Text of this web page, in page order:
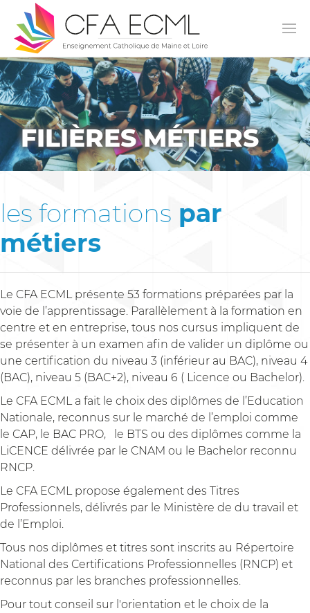
FILIÈRES MÉTIERS
les formations par
métiers
Le CFA ECML présente 53 formations préparées par la
voie de l’apprentissage. Parallèlement à la formation en
centre et en entreprise, tous nos cursus impliquent de
se présenter à un examen afin de valider un diplôme ou
une certification du niveau 3 (inférieur au BAC), niveau 4
(BAC), niveau 5 (BAC+2), niveau 6 ( Licence ou Bachelor).
Le CFA ECML a fait le choix des diplômes de l’Education
Nationale, reconnus sur le marché de l’emploi comme
le CAP, le BAC PRO, le BTS ou des diplômes comme la
LiCENCE délivrée par le CNAM ou le Bachelor reconnu
RNCP.
Le CFA ECML propose également des Titres
Professionnels, délivrés par le Ministère de du travail et
de l’Emploi.
Tous nos diplômes et titres sont inscrits au Répertoire
National des Certifications Professionnelles (RNCP) et
reconnus par les branches professionnelles.
Pour tout conseil sur l'orientation et le choix de la